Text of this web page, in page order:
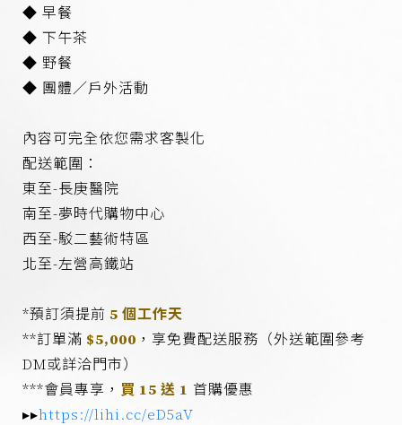
◆ 早餐
◆ 下午茶
◆ 野餐
◆ 團體／戶外活動
內容可完全依您需求客製化
配送範圍：
東至-長庚醫院
南至-夢時代購物中心
西至-駁二藝術特區
北至-左營高鐵站
*預訂須提前 5 個工作天
**訂單滿 $5,000 ，享免費配送服務（外送範圍參考
DM或詳洽門市）
***會員專享， 買 15 送 1 首購優惠
▸▸https://lihi.cc/eD5aV
關於集團
最新消息
企業永續
聯繫我們